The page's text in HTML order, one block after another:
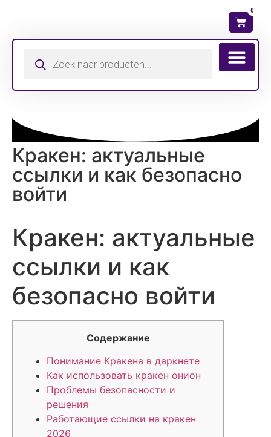
0
Кракен: актуальные
ссылки и как безопасно
войти
Кракен: актуальные
ссылки и как
безопасно войти
Содержание
Понимание Кракена в даркнете
Как использовать кракен онион
Проблемы безопасности и
решения
Работающие ссылки на кракен
2026